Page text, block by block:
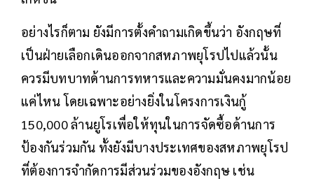
อย่างไรก็ตาม ยังมีการตั้งคำถามเกิดขึ้นว่า อังกฤษที่
เป็นฝ่ายเลือกเดินออกจากสหภาพยุโรปไปแล้วนั้น
ควรมีบทบาทด้านการทหารและความมั่นคงมากน้อย
แค่ไหน โดยเฉพาะอย่างยิ่งในโครงการเงินกู้
150,000 ล้านยูโรเพื่อให้ทุนในการจัดซื้อด้านการ
ป้องกันร่วมกัน ทั้งยังมีบางประเทศของสหภาพยุโรป
ที่ต้องการจำกัดการมีส่วนร่วมของอังกฤษ เช่น